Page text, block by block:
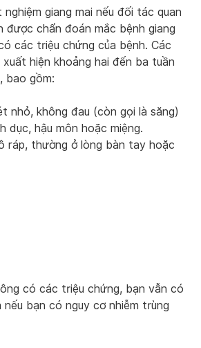
giang mai nếu đối tác quan
được chẩn đoán mắc bệnh giang
các triệu chứng của bệnh. Các
hiện khoảng hai đến ba tuần
bao gồm:
nhỏ, không đau (còn gọi là săng)
dục, hậu môn hoặc miệng.
ráp, thường ở lòng bàn tay hoặc
có các triệu chứng, bạn vẫn có
bạn có nguy cơ nhiễm trùng